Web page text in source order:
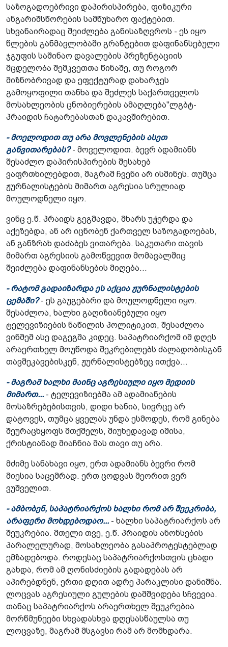
საზოგადოებრივი დაპირისპირება, ფიზიკური
ანგარიშსწორების სამწუხარო ფაქტებით.
სხვანაირადაც შეიძლება განისაზღვროს - ეს იყო
წლების განმავლობაში გრანტებით დაფინანსებული
ჯგუფის საშინაო დავალების პრეზენტაციის
მცდელობა შემკვეთთა წინაშე, თუ როგორ
მიზნობრივად და ეფექტურად დახარჯეს
გამოყოფილი თანხა და შეძლეს საქართველოს
მოსახლეობის ცნობიერების ამაღლება"ლგბტ-
პრაიდის ჩატარებასთან დაკავშირებით.
- მოელოდით თუ არა მოვლენების ასეთ
განვითარებას?- მოველოდით. ბევრ ადამიანს
შესაძლო დაპირისპირების შესახებ
ვაფრთხილებდით, მაგრამ ჩვენი არ ისმინეს. თუმცა
ჟურნალისტების მიმართ აგრესია სრულიად
მოულოდნელი იყო.
ვინც ე.წ. პრაიდს გეგმავდა, მხარს უჭერდა და
აქეზებდა, ან არ იცნობენ ქართველ საზოგადოებას,
ან განზრახ დაძაბეს ვითარება. საკუთარი თავის
მიმართ აგრესიის გამოწვევით მომავალშიც
შეიძლება დაფინანსების მიღება...
- რატომ გადაიზარდა ეს აქცია ჟურნალისტების
ცემაში?- ეს გაუგებარი და მოულოდნელი იყო.
შესაძლოა, ხალხი გაღიზიანებული იყო
ტელევიზიების ნაწილის პოლიტიკით, შესაძლოა
ვინმემ ასე დაგეგმა კიდეც. საპატრიარქომ იმ დღეს
არაერთხელ მოუწოდა შეკრებილებს ძალადობისგან
თავშეკავებისკენ, ჟურნალისტებზეც ითქვა...
- მაგრამ ხალხი მაინც აგრესიული იყო მედიის
მიმართ... - ტელევიზიებმა ამ ადამიანების
მოსაზრებებისთვის, დიდი ხანია, სივრცე არ
დატოვეს, თუმცა ყველას უნდა ესმოდეს, რომ გინება
შეურაცხყოფს მთქმელს, მიუხედავად იმისა,
ქრისტიანად მიაჩნია მას თავი თუ არა.
მძიმე სანახავი იყო, ერთ ადამიანს ბევრი რომ
მიესია საცემრად. ერთ ცოდვას მეორით ვერ
ვუშველით.
- ამბობენ, საპატრიარქოს ხალხი რომ არ შეეკრიბა,
არაფერი მოხდებოდაო... - ხალხი საპატრიარქოს არ
შეუკრებია. მთელი თვე, ე.წ. პრაიდის ანონსების
პარალელურად, მოსახლეობა გასაპროტესტებლად
ემზადებოდა. როდესაც საპატრიარქოსთვის ცხადი
გახდა, რომ ამ ღონისძიების გადადებას არ
აპირებდნენ, ერთი დღით ადრე პარაკლისი დანიშნა.
ლოცვას აგრესიული გულების დამშვიდება სჩვევია.
თანაც საპატრიარქოს არაერთხელ შეუკრებია
მორწმუნეები სხვადასხვა დღესასწაულსა თუ
ლოცვაზე, მაგრამ მსგავსი რამ არ მომხდარა.